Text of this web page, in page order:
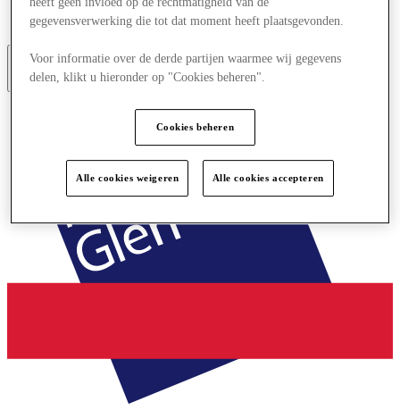
Cadeaubonnen
Diensten
Meer
gegevensverwerking die tot dat moment heeft plaatsgevonden.
Voor informatie over de derde partijen waarmee wij gegevens
delen, klikt u hieronder op "Cookies beheren".
Cookies beheren
Alle cookies weigeren Alle cookies accepteren